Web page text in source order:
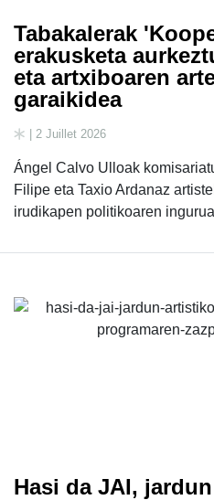
Tabakalerak
erakusketa
eta artxiboaren
garaikidea
| 2 Juillet 2026
Ángel Calvo Ulloak
Filipe eta Taxio Ardanaz
irudikapen politikoaren
Hasi da JAI,